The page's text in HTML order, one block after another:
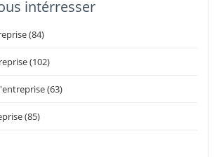
intérresser
(84)
(102)
(63)
(85)